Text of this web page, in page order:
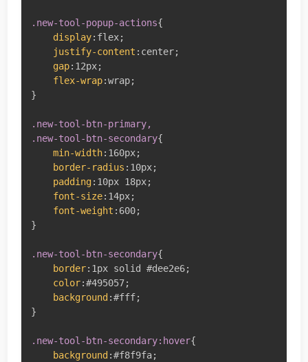
.new-tool-popup-actions{
display: flex;
justify-content : center;
gap: 12px;
flex-wrap:wrap;
}
.new-tool-btn-primary,
.new-tool-btn-secondary{
min-width: 160px;
border-radius : 10px;
padding: 10px 18px;
font-size: 14px;
font-weight : 600;
}
.new-tool-btn-secondary{
border: 1px solid #dee2e6;
color:#495057;
background :#fff;
}
.new-tool-btn-secondary:hover{
background :#f8f9fa;